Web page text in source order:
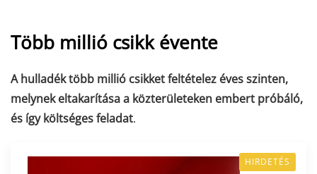
Több millió csikk évente
A hulladék több millió csikket feltételez éves szinten,
melynek eltakarítása a közterületeken embert próbáló,
és így költséges feladat.
HIRDETÉS